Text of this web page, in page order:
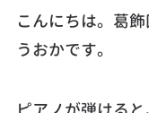
こんにちは。葛
うおかです。